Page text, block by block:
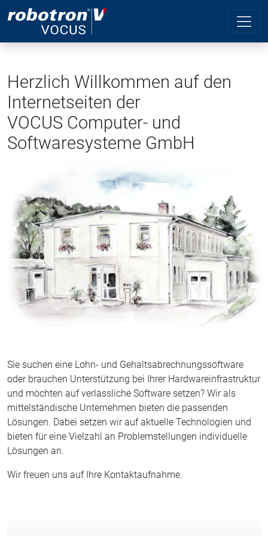
Herzlich Willkommen auf den
Internetseiten der
VOCUS Computer- und
Softwaresysteme GmbH
Sie suchen eine Lohn- und Gehaltsabrechnungssoftware
oder brauchen Unterstützung bei Ihrer Hardwareinfrastruktur
und möchten auf verlässliche Software setzen? Wir als
mittelständische Unternehmen bieten die passenden
Lösungen. Dabei setzen wir auf aktuelle Technologien und
bieten für eine Vielzahl an Problemstellungen individuelle
Lösungen an.
Wir freuen uns auf Ihre Kontaktaufnahme.